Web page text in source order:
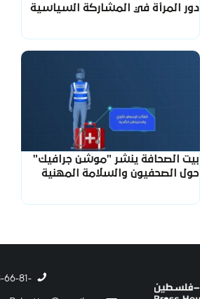
دور المرأة في المشاركة السياسية
بيت الصحافة ينشر "موشن جرافيك"
حول الصحفيون والسلامة المهنية
-8-288-66-81(972)